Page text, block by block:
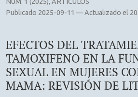
EFECTOS DEL
TAMOXIFENO EN LA
SEXUAL EN MUJERES
MAMA: REVISIÓN DE
Publicado 2025-09-11 — Actualizado el